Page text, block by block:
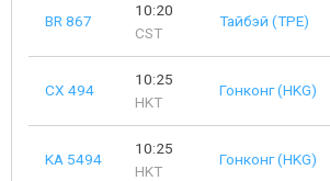
BR 867
10:20
CST
Тайбэй (TPE)
CX 494
10:25
HKT
Гонконг (HKG)
KA 5494
10:25
HKT
Гонконг (HKG)